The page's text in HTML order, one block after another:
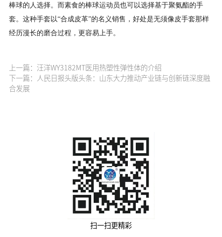
棒球的人选择。而素食的棒球运动员也可以选择基于聚氨酯的手
套。这种手套以“合成皮革”的名义销售，好处是无须像皮手套那样
经历漫长的磨合过程，更容易上手。
上一篇：汪洋WY3182MT医用热塑性弹性体的介绍
下一篇：人民日报头版头条：山东大力推动产业链与创新链深度融
合发展
扫一扫更精彩